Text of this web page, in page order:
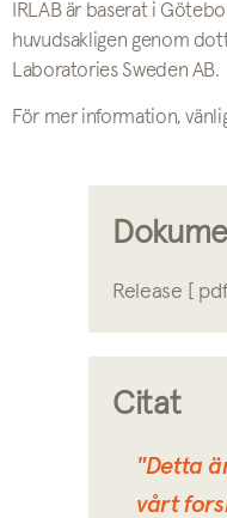
IRLAB är baserat i
huvudsakligen genom
Laboratories Sweden AB.
För mer information,
Release [ pdf
Citat
"Detta
vårt